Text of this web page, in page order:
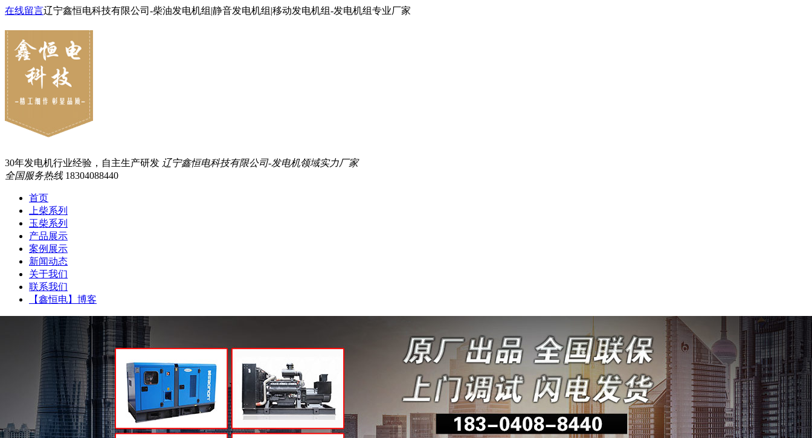
在线留言辽宁鑫恒电科技有限公司-柴油发电机组|静音发电机组|移动发电机组-发电机组专业厂家
30年发电机行业经验，自主生产研发 辽宁鑫恒电科技有限公司-发电机领域实力厂家
全国服务热线 18304088440
首页
上柴系列
玉柴系列
产品展示
案例展示
新闻动态
关于我们
联系我们
【鑫恒电】博客